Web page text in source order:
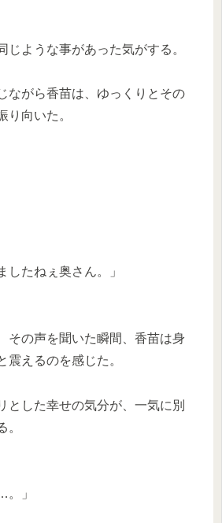
じような事があった気がする。
ながら香苗は、ゆっくりとその
り向いた。
したねぇ奥さん。」
その声を聞いた瞬間、香苗は身
震えるのを感じた。
とした幸せの気分が、一気に別
。
」